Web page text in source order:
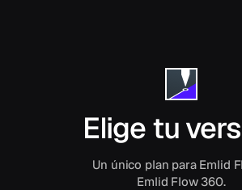
Elige tu
Un único plan para Emlid
Emlid Flow 360.